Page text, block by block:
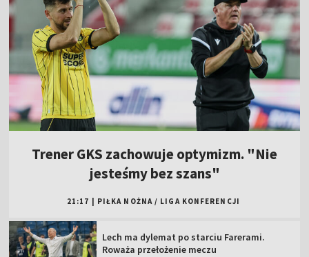
Trener GKS zachowuje optymizm. "Nie
jesteśmy bez szans"
21:17 | PIŁKA NOŻNA / LIGA KONFERENCJI
Lech ma dylemat po starciu Farerami.
Roważa przełożenie meczu